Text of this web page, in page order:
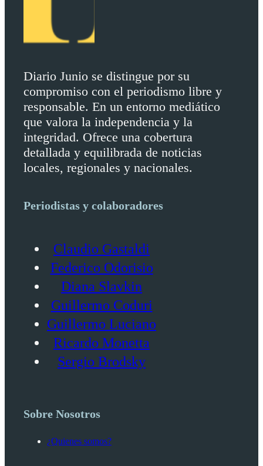
Diario Junio se distingue por su
compromiso con el periodismo libre y
responsable. En un entorno mediático
que valora la independencia y la
integridad. Ofrece una cobertura
detallada y equilibrada de noticias
locales, regionales y nacionales.
Periodistas y colaboradores
Claudio Gastaldi
Federico Odorisio
Diana Slavkin
Guillermo Coduri
Guillermo Luciano
Ricardo Monetta
Sergio Brodsky
Sobre Nosotros
¿Quienes somos?